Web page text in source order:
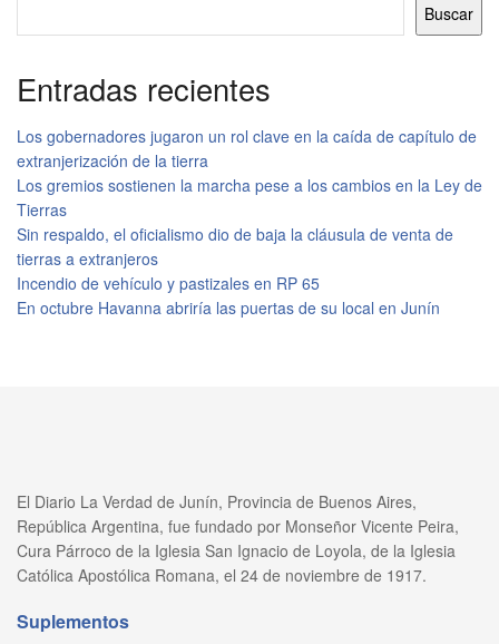
Buscar
Entradas recientes
Los gobernadores jugaron un rol clave en la caída de capítulo de
extranjerización de la tierra
Los gremios sostienen la marcha pese a los cambios en la Ley de
Tierras
Sin respaldo, el oficialismo dio de baja la cláusula de venta de
tierras a extranjeros
Incendio de vehículo y pastizales en RP 65
En octubre Havanna abriría las puertas de su local en Junín
El Diario La Verdad de Junín, Provincia de Buenos Aires,
República Argentina, fue fundado por Monseñor Vicente Peira,
Cura Párroco de la Iglesia San Ignacio de Loyola, de la Iglesia
Católica Apostólica Romana, el 24 de noviembre de 1917.
Suplementos